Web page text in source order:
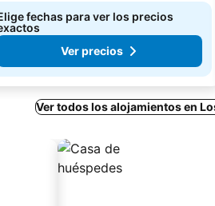
fechas para ver los precios
Ver precios
Ver todos los alojamientos en